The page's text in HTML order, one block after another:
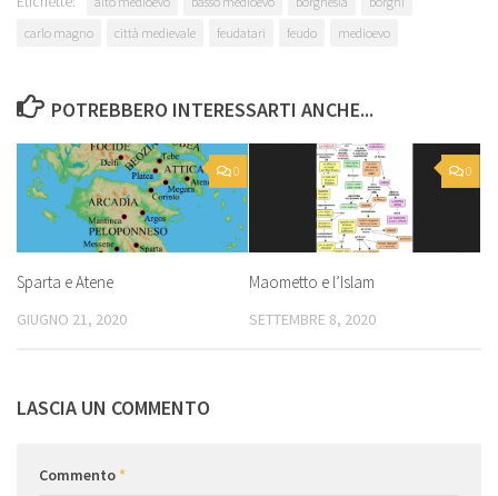
carlo magno
città medievale feudatari feudo medioevo
POTREBBERO INTERESSARTI ANCHE...
0
Sparta e Atene
GIUGNO 21, 2020
0
Maometto e l’Islam
SETTEMBRE 8, 2020
LASCIA UN COMMENTO
Commento*